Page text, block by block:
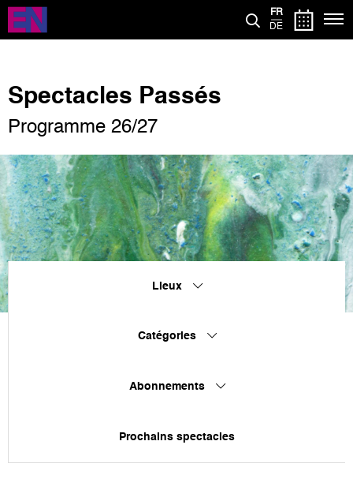
Aller
contenu
FR
DE
Spectacles Passés
Programme 26/27
Lieux
Catégories
Abonnements
Prochains spectacles